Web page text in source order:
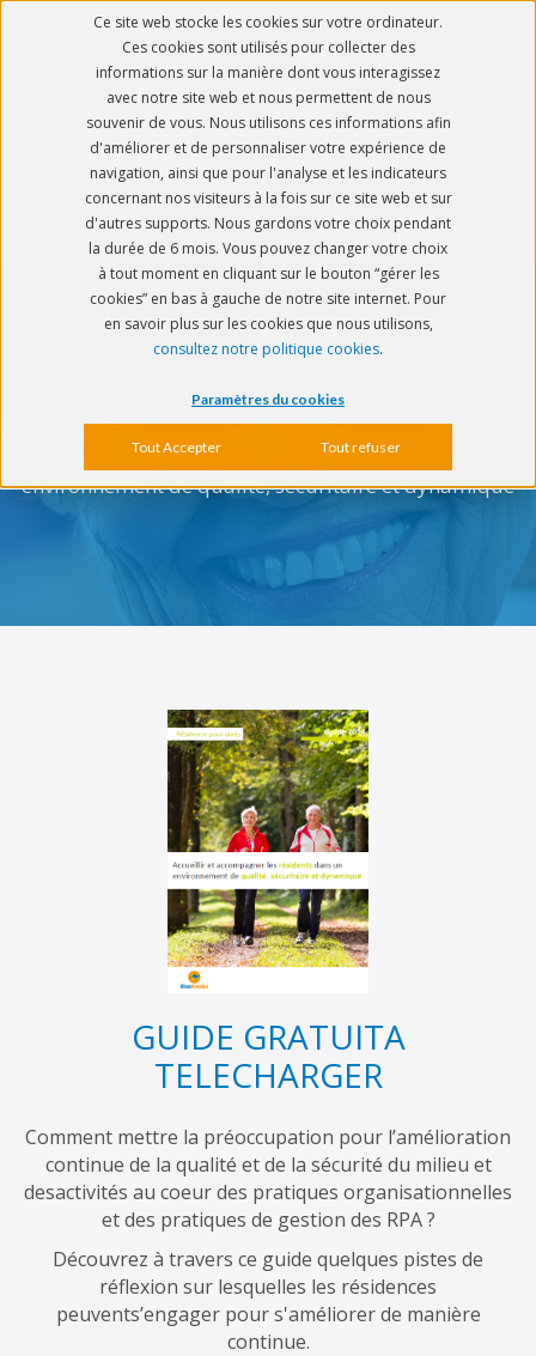
Ce site web stocke les cookies sur votre ordinateur.
Ces cookies sont utilisés pour collecter des
informations sur la manière dont vous interagissez
avec notre site web et nous permettent de nous
souvenir de vous. Nous utilisons ces informations afin
d'améliorer et de personnaliser votre expérience de
navigation, ainsi que pour l'analyse et les indicateurs
concernant nos visiteurs à la fois sur ce site web et sur
d'autres supports. Nous gardons votre choix pendant
la durée de 6 mois. Vous pouvez changer votre choix
à tout moment en cliquant sur le bouton “gérer les
cookies” en bas à gauche de notre site internet. Pour
en savoir plus sur les cookies que nous utilisons,
consultez notre politique cookies.
Paramètres du cookies
Tout Accepter Tout refuser
Découvrir BlueKanGo
Guide 2018Résidences
Privées pour Ainés (RPA)
Accueillir et accompagner les résidents dans un
environnementde qualité, sécuritaireet dynamique
GUIDE GRATUITA
TELECHARGER
Comment mettre la préoccupation pour l’amélioration
continue de la qualité et de la sécurité du milieu et
desactivités au coeur des pratiques organisationnelles
et des pratiques de gestion des RPA ?
Découvrez à travers ce guide quelques pistes de
réflexion sur lesquelles les résidences
peuvents’engager pour s'améliorer de manière
continue.